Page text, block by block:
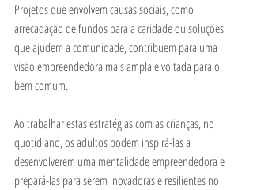
Projetos que envolvem causas sociais, como
arrecadação de fundos para a caridade ou soluções
que ajudem a comunidade, contribuem para uma
visão empreendedora mais ampla e voltada para o
bem comum.
Ao trabalhar estas estratégias com as crianças, no
quotidiano, os adultos podem inspirá-las a
desenvolverem uma mentalidade empreendedora e
prepará-las para serem inovadoras e resilientes no